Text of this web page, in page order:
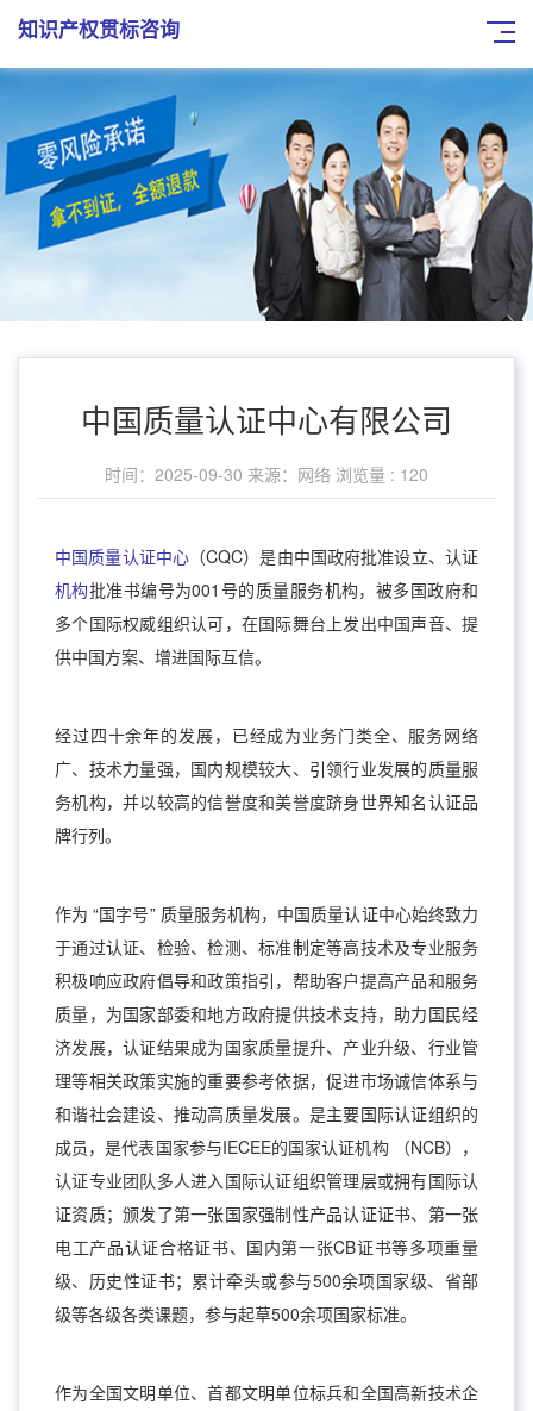
知识产权贯标咨询
中国质量认证中心有限公司
时间：2025-09-30 来源：网络 浏览量 : 120
中国质量认证中心 （CQC）是由中国政府批准设立、认证
机构批准书编号为001号的质量服务机构，被多国政府和
多个国际权威组织认可，在国际舞台上发出中国声音、提
供中国方案、增进国际互信。
经过四十余年的发展，已经成为业务门类全、服务网络
广、技术力量强，国内规模较大、引领行业发展的质量服
务机构，并以较高的信誉度和美誉度跻身世界知名认证品
牌行列。
作为 “国字号” 质量服务机构，中国质量认证中心始终致力
于通过认证、检验、检测、标准制定等高技术及专业服务
积极响应政府倡导和政策指引，帮助客户提高产品和服务
质量，为国家部委和地方政府提供技术支持，助力国民经
济发展，认证结果成为国家质量提升、产业升级、行业管
理等相关政策实施的重要参考依据，促进市场诚信体系与
和谐社会建设、推动高质量发展。是主要国际认证组织的
成员，是代表国家参与IECEE的国家认证机构 （NCB），
认证专业团队多人进入国际认证组织管理层或拥有国际认
证资质；颁发了第一张国家强制性产品认证证书、第一张
电工产品认证合格证书、国内第一张CB证书等多项重量
级、历史性证书；累计牵头或参与500余项国家级、省部
级等各级各类课题，参与起草500余项国家标准。
作为全国文明单位、首都文明单位标兵和全国高新技术企